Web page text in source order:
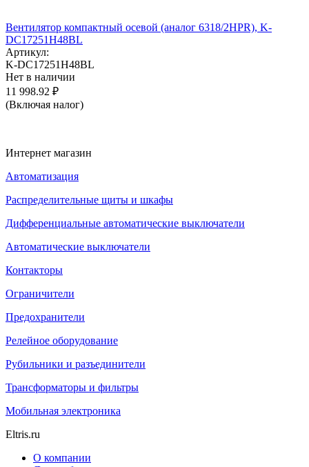
Вентилятор компактный осевой (аналог 6318/2HPR), K-
DC17251H48BL
Артикул:
K-DC17251H48BL
Нет в наличии
11 998.92 ₽
(Включая налог)
Интернет магазин
Автоматизация
Распределительные щиты и шкафы
Дифференциальные автоматические выключатели
Автоматические выключатели
Контакторы
Ограничители
Предохранители
Релейное оборудование
Рубильники и разъединители
Трансформаторы и фильтры
Мобильная электроника
Eltris.ru
О компании